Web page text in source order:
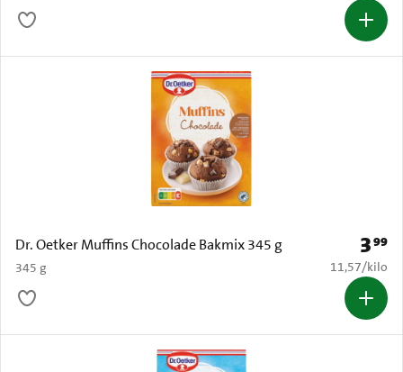
Dr. Oetker Muffins Chocolade Bakmix 345 g
345 g
Prijs:
399
€ 11,57 per
11,57/kilo